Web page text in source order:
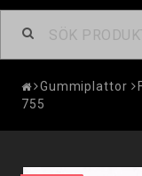
Gummiplattor
755